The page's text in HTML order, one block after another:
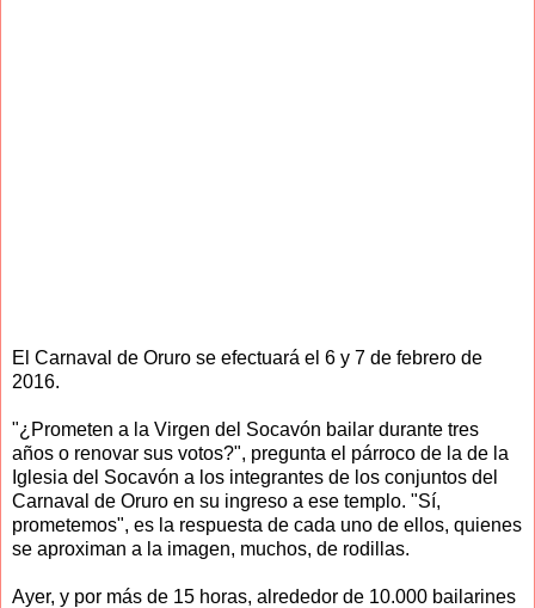
El Carnaval de Oruro se efectuará el 6 y 7 de febrero de
2016.
"¿Prometen a la Virgen del Socavón bailar durante tres
años o renovar sus votos?", pregunta el párroco de la de la
Iglesia del Socavón a los integrantes de los conjuntos del
Carnaval de Oruro en su ingreso a ese templo. "Sí,
prometemos", es la respuesta de cada uno de ellos, quienes
se aproximan a la imagen, muchos, de rodillas.
Ayer, y por más de 15 horas, alrededor de 10.000 bailarines